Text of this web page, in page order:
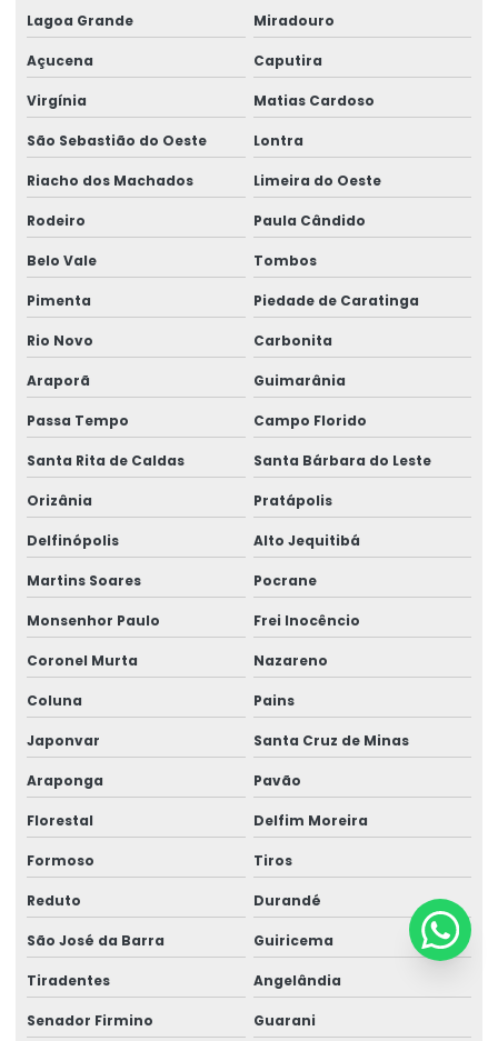
Lagoa Grande Miradouro
Açucena Caputira
Virgínia Matias Cardoso
São Sebastião do Oeste Lontra
Riacho dos Machados Limeira do Oeste
Rodeiro Paula Cândido
Belo Vale Tombos
Pimenta Piedade de Caratinga
Rio Novo Carbonita
Araporã Guimarânia
Passa Tempo Campo Florido
Santa Rita de Caldas Santa Bárbara do Leste
Orizânia Pratápolis
Delfinópolis Alto Jequitibá
Martins Soares Pocrane
Monsenhor Paulo Frei Inocêncio
Coronel Murta Nazareno
Coluna Pains
Japonvar Santa Cruz de Minas
Araponga Pavão
Florestal Delfim Moreira
Formoso Tiros
Reduto Durandé
São José da Barra Guiricema
Tiradentes Angelândia
Senador Firmino Guarani